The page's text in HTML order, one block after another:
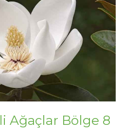
Ağaçlar Bölge 8